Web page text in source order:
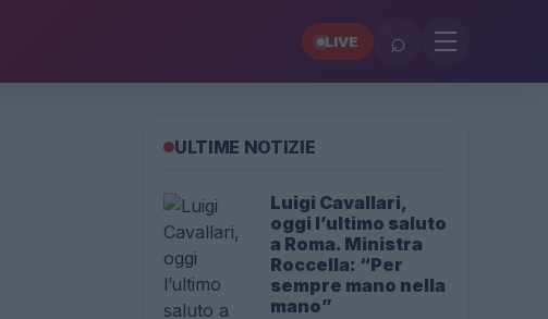
LIVE ⌕
ULTIME NOTIZIE
Luigi Cavallari,
oggi l’ultimo saluto
a Roma. Ministra
Roccella: “Per
sempre mano nella
mano”